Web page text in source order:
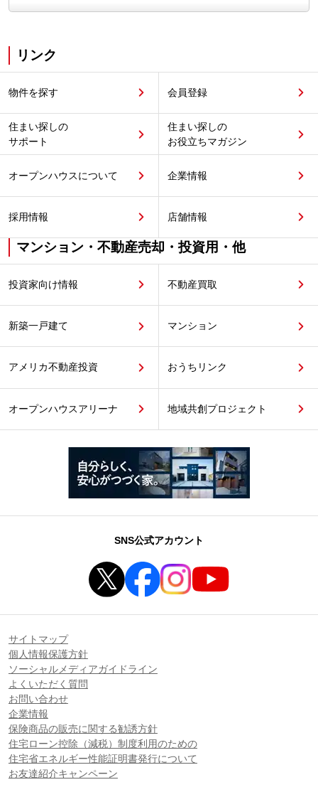
リンク
物件を探す 会員登録
住まい探しの
サポート
住まい探しの
お役立ちマガジン
オープンハウスについて 企業情報
採用情報 店舗情報
マンション・不動産売却・投資用・他
投資家向け情報 不動産買取
新築一戸建て マンション
アメリカ不動産投資 おうちリンク
オープンハウスアリーナ 地域共創プロジェクト
SNS公式アカウント
サイトマップ
個人情報保護方針
ソーシャルメディアガイドライン
よくいただく質問
お問い合わせ
企業情報
保険商品の販売に関する勧誘方針
住宅ローン控除（減税）制度利用のための
住宅省エネルギー性能証明書発行について
お友達紹介キャンペーン